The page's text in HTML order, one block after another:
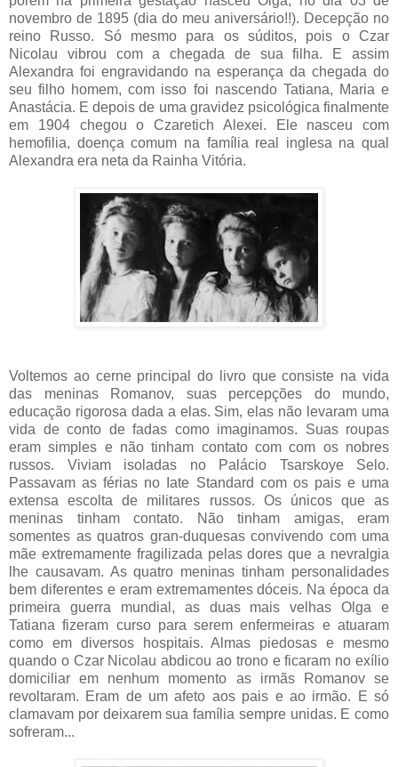
novembro de 1895 (dia do meu aniversário!!). Decepção no
reino Russo. Só mesmo para os súditos, pois o Czar
Nicolau vibrou com a chegada de sua filha. E assim
Alexandra foi engravidando na esperança da chegada do
seu filho homem, com isso foi nascendo Tatiana, Maria e
Anastácia. E depois de uma gravidez psicológica finalmente
em 1904 chegou o Czaretich Alexei. Ele nasceu com
hemofilia, doença comum na família real inglesa na qual
Alexandra era neta da Rainha Vitória.
Voltemos ao cerne principal do livro que consiste na vida
das meninas Romanov, suas percepções do mundo,
educação rigorosa dada a elas. Sim, elas não levaram uma
vida de conto de fadas como imaginamos. Suas roupas
eram simples e não tinham contato com com os nobres
russos. Viviam isoladas no Palácio Tsarskoye Selo.
Passavam as férias no Iate Standard com os pais e uma
extensa escolta de militares russos. Os únicos que as
meninas tinham contato. Não tinham amigas, eram
somentes as quatros gran-duquesas convivendo com uma
mãe extremamente fragilizada pelas dores que a nevralgia
lhe causavam. As quatro meninas tinham personalidades
bem diferentes e eram extremamentes dóceis. Na época da
primeira guerra mundial, as duas mais velhas Olga e
Tatiana fizeram curso para serem enfermeiras e atuaram
como em diversos hospitais. Almas piedosas e mesmo
quando o Czar Nicolau abdicou ao trono e ficaram no exílio
domiciliar em nenhum momento as irmãs Romanov se
revoltaram. Eram de um afeto aos pais e ao irmão. E só
clamavam por deixarem sua família sempre unidas. E como
sofreram...